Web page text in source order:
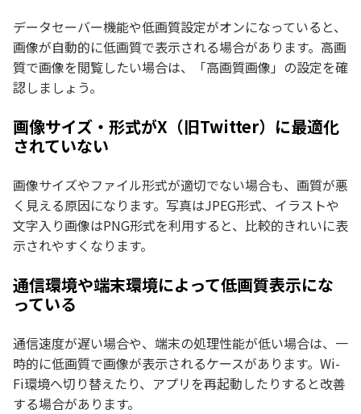
データセーバー機能や低画質設定がオンになっていると、
画像が自動的に低画質で表示される場合があります。高画
質で画像を閲覧したい場合は、「高画質画像」の設定を確
認しましょう。
画像サイズ・形式がX（旧Twitter）に最適化
されていない
画像サイズやファイル形式が適切でない場合も、画質が悪
く見える原因になります。写真はJPEG形式、イラストや
文字入り画像はPNG形式を利用すると、比較的きれいに表
示されやすくなります。
通信環境や端末環境によって低画質表示にな
っている
通信速度が遅い場合や、端末の処理性能が低い場合は、一
時的に低画質で画像が表示されるケースがあります。Wi-
Fi環境へ切り替えたり、アプリを再起動したりすると改善
する場合があります。